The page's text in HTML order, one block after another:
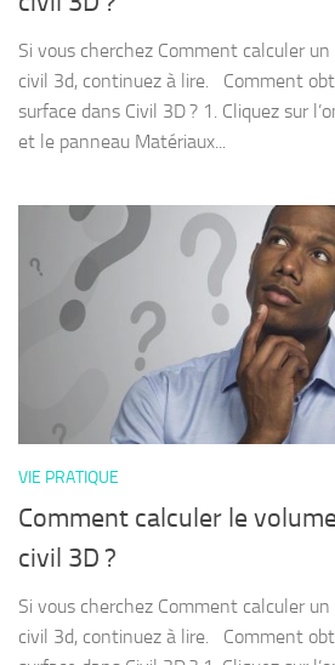
Si vous cherchez Comment calculer
civil 3d, continuez à lire. Comment
surface dans Civil 3D ? 1. Cliquez sur
et le panneau Matériaux...
VIE PRATIQUE
Comment calculer le
civil 3D ?
Si vous cherchez Comment calculer
civil 3d, continuez à lire. Comment